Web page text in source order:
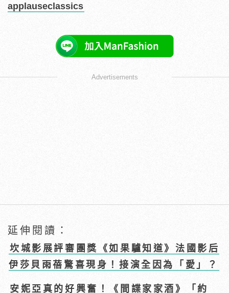
applauseclassics
Advertisements
延伸閱讀：
坎城影展評審團獎《如果驢知道》法國影后
伊莎貝雨蓓驚喜現身！接演全因為「愛」？
安妮亞真的好興奮！《間諜家家酒》「約